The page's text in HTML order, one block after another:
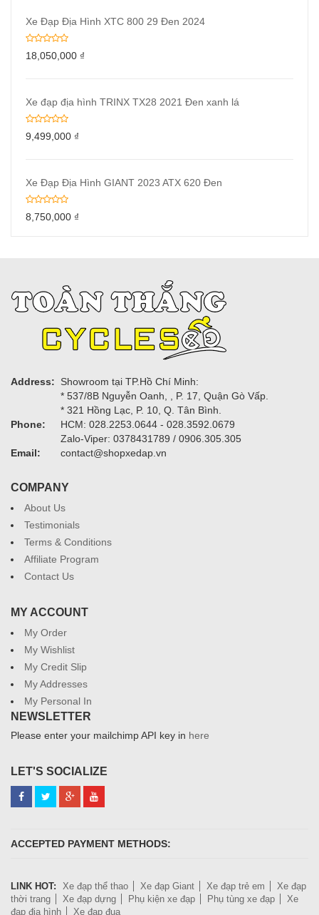
Xe Đạp Địa Hình XTC 800 29 Đen 2024
18,050,000 ₫
Xe đạp địa hình TRINX TX28 2021 Đen xanh lá
9,499,000 ₫
Xe Đạp Địa Hình GIANT 2023 ATX 620 Đen
8,750,000 ₫
Address:
Showroom tại TP.Hồ Chí Minh:
* 537/8B Nguyễn Oanh, , P. 17, Quận Gò Vấp.
* 321 Hồng Lạc, P. 10, Q. Tân Bình.
Phone:
HCM: 028.2253.0644 - 028.3592.0679
Zalo-Viper: 0378431789 / 0906.305.305
Email:
contact@shopxedap.vn
COMPANY
About Us
Testimonials
Terms & Conditions
Affiliate Program
Contact Us
MY ACCOUNT
My Order
My Wishlist
My Credit Slip
My Addresses
My Personal In
NEWSLETTER
Please enter your mailchimp API key in here
LET'S SOCIALIZE
ACCEPTED PAYMENT METHODS:
LINK HOT: Xe đạp thể thao Xe đạp Giant Xe đạp trẻ em
Xe đạp
thời trang
Xe đạp dựng Phụ kiện xe đạp Phụ tùng xe đạp
Xe
đạp địa hình
Xe đạp đua